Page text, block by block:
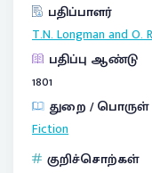
பதிப்பாளர்
T.N. Longman and O.
பதிப்பு ஆண்டு
1801
துறை / பொருள்
Fiction
குறிச்சொற்கள்